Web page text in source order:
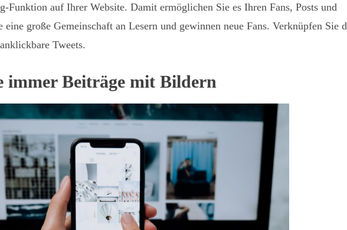
Funktion auf Ihrer Website. Damit ermöglichen Sie es Ihren Fans, Posts und
große Gemeinschaft an Lesern und gewinnen neue Fans. Verknüpfen Sie
Tweets.
immer Beiträge mit Bildern